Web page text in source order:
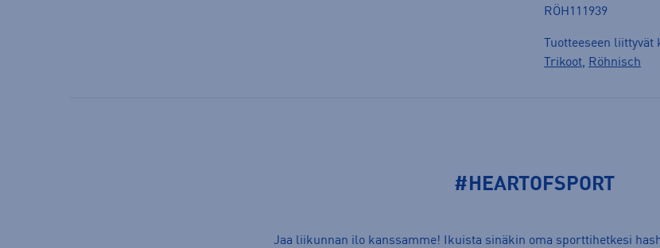
RÖH111939
Tuotteeseen
Trikoot, Röhnisch
#HEARTOFSPORT
Jaa liikunnan ilo kanssamme! Ikuista sinäkin oma sporttihetkesi